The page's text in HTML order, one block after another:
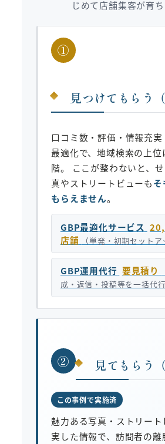
じめて店舗集客が育ち
①
見つけてもらう（
口コミ数・評価・情報充実
最適化で、地域検索の上位
階。 ここが整わないと、
真やストリートビューもそ
もらえません。
GBP最適化サービス
店舗
（単発・初期セットア
GBP運用代行 要見積り
成・返信・投稿等を一括代行
② 見てもらう
この事例で実施済
魅力ある写真・ストリート
実した情報で、訪問者の離